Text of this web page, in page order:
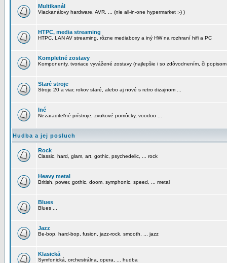
Multikanál
Viackanálovy hardware, AVR, ... (nie all-in-one hypermarket :-) )
HTPC, media streaming
HTPC, LAN AV streaming, rôzne mediaboxy a iný HW na rozhraní hifi a PC
Kompletné zostavy
Komponenty, tvoriace vyvážené zostavy (najlepšie i so zdôvodnením, či
Staré stroje
Stroje 20 a viac rokov staré, alebo aj nové s retro dizajnom ...
Iné
Nezaraditeľné prístroje, zvukové pomôcky, voodoo ...
Hudba a jej posluch
Rock
Classic, hard, glam, art, gothic, psychedelic, ... rock
Heavy metal
British, power, gothic, doom, symphonic, speed, ... metal
Blues
Blues ...
Jazz
Be-bop, hard-bop, fusion, jazz-rock, smooth, ... jazz
Klasická
Symfonická, orchestrálna, opera, ... hudba